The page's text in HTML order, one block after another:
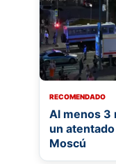
RECOMENDADO
Al menos 3
un
Moscú